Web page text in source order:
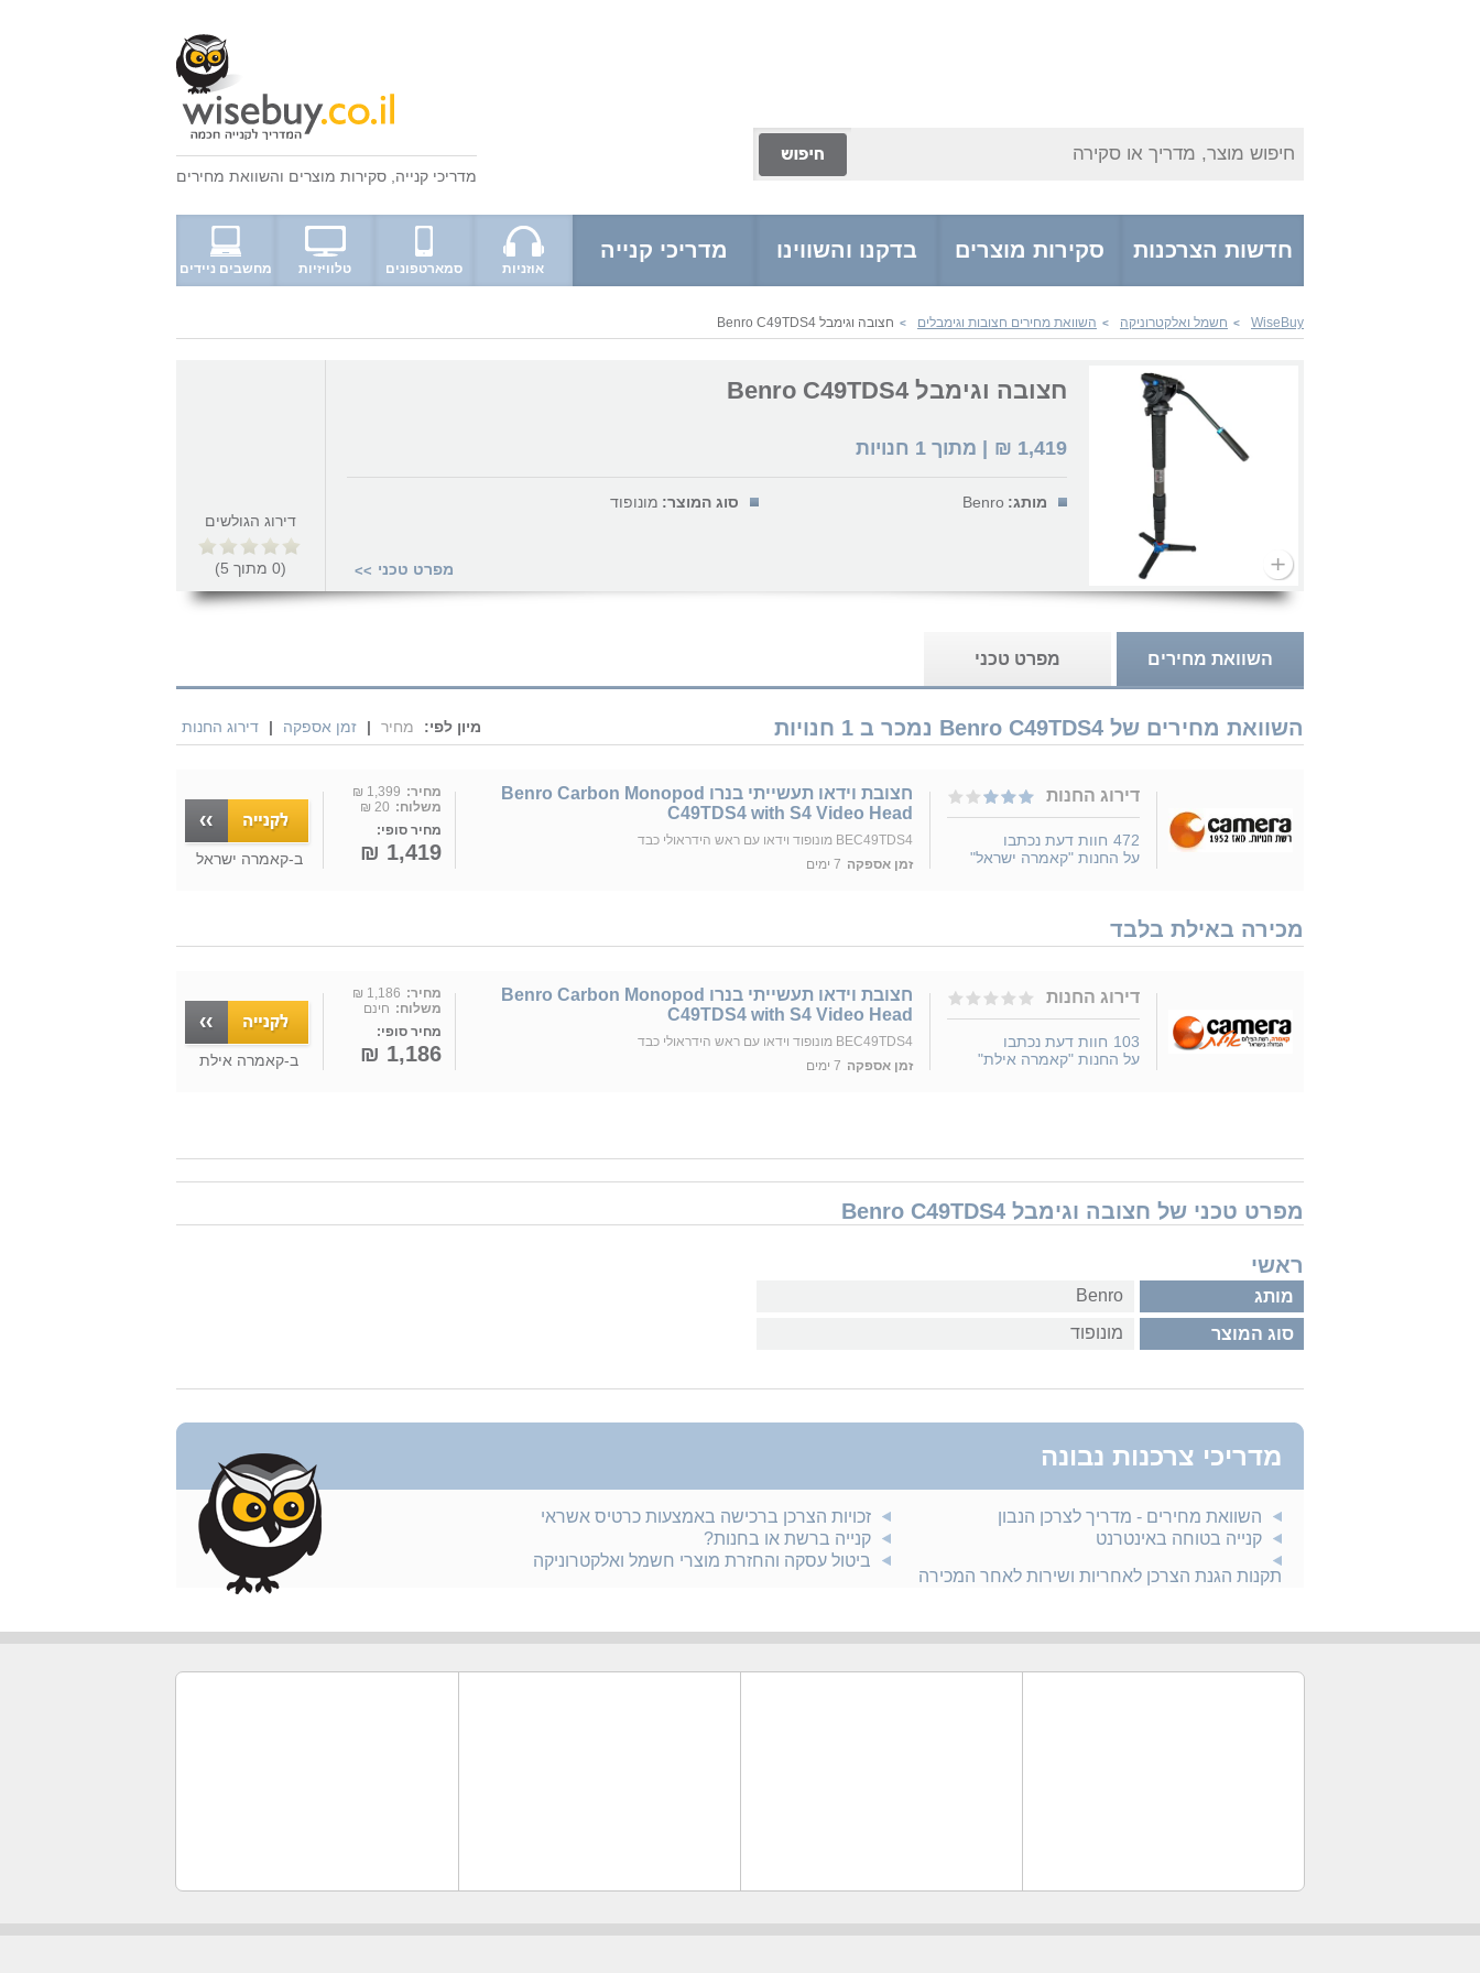
חיפוש מוצר, מדריך או סקירה
מדריכי קנייה סקירות מוצרים והשוואת מחירים
חדשות הצרכנות סקירות מוצרים בדקנו והשווינו מדריכי קנייה
אוזניות סמארטפונים טלוויזיות מחשבים ניידים
WiseBuy
> חשמל ואלקטרוניקה > השוואת מחירים חצובות וגימבלים > חצובה וגימבל Benro C49TDS4
חצובה וגימבל Benro C49TDS4
1,419
₪ | מתוך 1 חנויות
מותג: Benro סוג המוצר: מונופוד
מפרט טכני >>
דירוג הגולשים
(
0 מתוך 5
)
השוואת מחירים מפרט טכני
השוואת מחירים של Benro C49TDS4 נמכר ב 1 חנויות מיון לפי: מחיר | זמן אספקה | דירוג החנות
דירוג החנות
472 חוות דעת נכתבו
על החנות "קאמרה ישראל"
חצובת וידאו תעשייתי בנרו Benro Carbon Monopod
C49TDS4 with S4 Video Head
BEC49TDS4 מונופוד וידאו עם ראש הידראולי כבד
זמן אספקה 7 ימים
מחיר: 1,399 ₪
משלוח: 20 ₪
מחיר סופי:
1,419 ₪ ב-קאמרה ישראל
מכירה באילת בלבד
דירוג החנות
103 חוות דעת נכתבו
על החנות "קאמרה אילת"
חצובת וידאו תעשייתי בנרו Benro Carbon Monopod
C49TDS4 with S4 Video Head
BEC49TDS4 מונופוד וידאו עם ראש הידראולי כבד
זמן אספקה 7 ימים
מחיר: 1,186 ₪
משלוח: חינם
מחיר סופי:
1,186 ₪ ב-קאמרה אילת
מפרט טכני של חצובה וגימבל Benro C49TDS4
ראשי
מותג Benro
סוג המוצר מונופוד
מדריכי צרכנות נבונה
השוואת מחירים - מדריך לצרכן הנבון
קנייה בטוחה באינטרנט
תקנות הגנת הצרכן לאחריות ושירות לאחר המכירה
זכויות הצרכן ברכישה באמצעות כרטיס אשראי
קנייה ברשת או בחנות?
ביטול עסקה והחזרת מוצרי חשמל ואלקטרוניקה